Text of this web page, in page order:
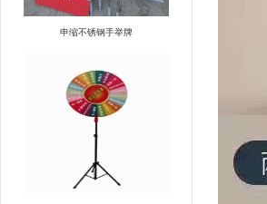
申缩不锈钢手举牌